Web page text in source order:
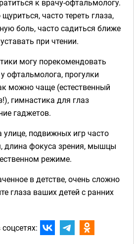
к врачу-офтальмологу.
часто тереть глаза,
боль, часто садиться ближе
при чтении.
могу порекомендовать
офтальмолога, прогулки
можно чаще (естественный
гимнастика для глаз
гаджетов.
улице, подвижных игр часто
длина фокуса зрения, мышцы
режиме.
в детстве, очень сложно
глаза ваших детей с ранних